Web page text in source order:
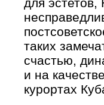
таких
счастью,
и на
курортах